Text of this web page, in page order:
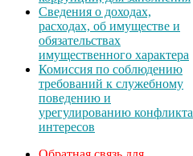
Сведения о доходах,
расходах, об имуществе и
обязательствах
имущественного характера
Комиссия по соблюдению
требований к служебному
поведению и
урегулированию конфликта
интересов